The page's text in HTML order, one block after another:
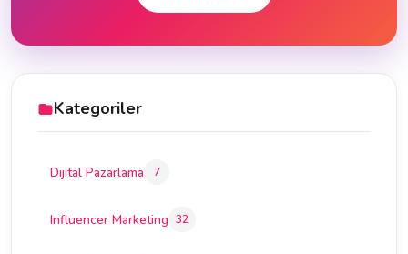
Kategoriler
Dijital Pazarlama 7
Influencer Marketing 32